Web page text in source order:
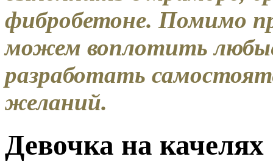
фибробетоне. Помимо
можем воплотить
разработать
желаний.
Девочка на качелях